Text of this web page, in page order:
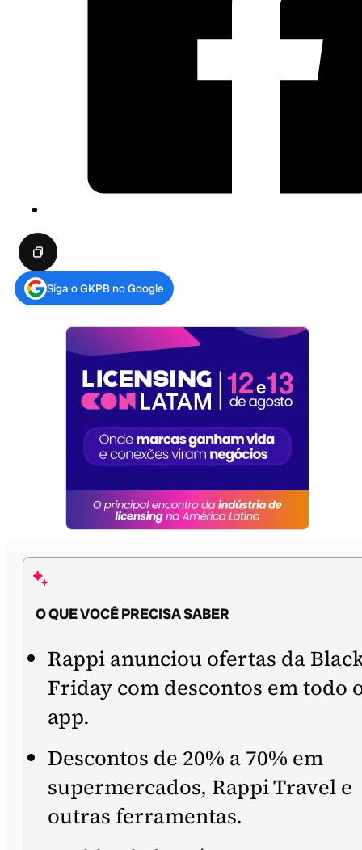
Siga o GKPB no Google
O QUE VOCÊ PRECISA SABER
Rappi anunciou ofertas da
Friday com descontos em todo
app.
Descontos de 20% a 70% em
supermercados, Rappi Travel e
outras ferramentas.